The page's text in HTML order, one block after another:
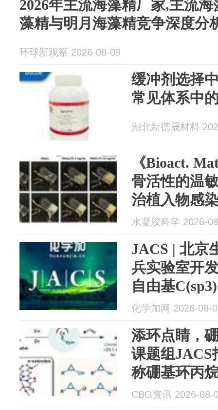
2026年主流海藻精厂家,主流
藻精与明月海藻精竞争深度分
环球新观察 2026-08-09
缓冲剂选择
湖北新德晟材料
《Bioact.
骨活性的温
治植入物感
水凝胶科学 2026-
JACS | 北京
兵实验室开
自由基
化学加网 2026-08-
添环点睛，
课题组JACS
称硼基环丙
CBG资讯 2026-08-